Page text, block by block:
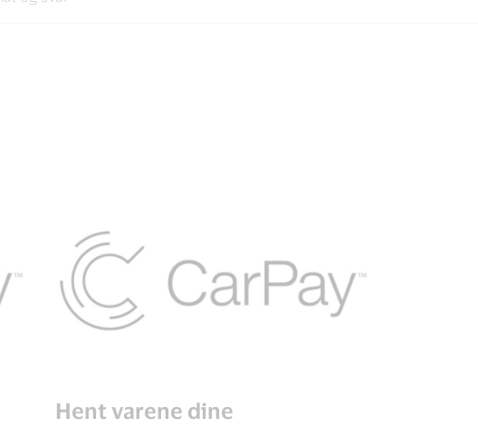
Hent varene dine